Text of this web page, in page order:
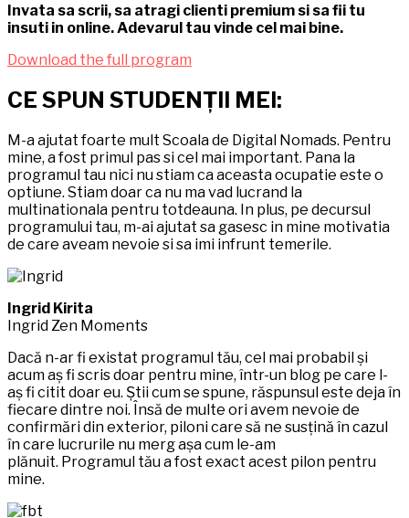
Invata sa scrii, sa atragi clienti premium si sa fii tu
insuti in online. Adevarul tau vinde cel mai bine.
Download the full program
CE SPUN STUDENȚII MEI:
M-a ajutat foarte mult Scoala de Digital Nomads. Pentru
mine, a fost primul pas si cel mai important. Pana la
programul tau nici nu stiam ca aceasta ocupatie este o
optiune. Stiam doar ca nu ma vad lucrand la
multinationala pentru totdeauna. In plus, pe decursul
programului tau, m-ai ajutat sa gasesc in mine motivatia
de care aveam nevoie si sa imi infrunt temerile.
Ingrid Kirita
Ingrid Zen Moments
Dacă n-ar fi existat programul tău, cel mai probabil și
acum aș fi scris doar pentru mine, într-un blog pe care l-
aș fi citit doar eu. Știi cum se spune, răspunsul este deja în
fiecare dintre noi. Însă de multe ori avem nevoie de
confirmări din exterior, piloni care să ne susțină în cazul
în care lucrurile nu merg așa cum le-am
plănuit. Programul tău a fost exact acest pilon pentru
mine.